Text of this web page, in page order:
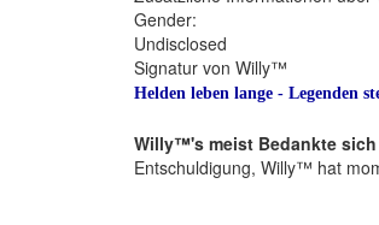
Gender:
Undisclosed
Signatur von Willy™
Helden leben lange - Legenden
Willy™'s meist Bedankte
Entschuldigung, Willy™ hat